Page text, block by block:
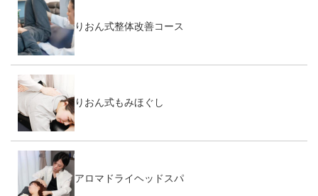
りおん式整体改善コース
りおん式もみほぐし
アロマドライヘッドスパ